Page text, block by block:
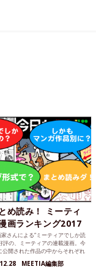
め読み！ ミーティ
画ランキング2017
さんによる“ミーティアでしか読
評の、ミーティアの連載漫画。今
公開された作品の中からそれぞれ
人気記事ベスト5をご紹介します！
果になったのでしょう？
MEETIA編集部